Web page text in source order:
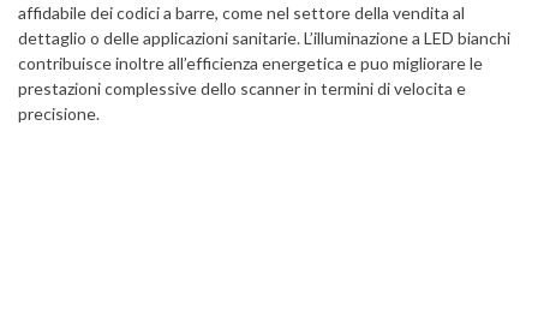
affidabile dei codici a barre, come nel settore della vendita al
dettaglio o delle applicazioni sanitarie. L’illuminazione a LED bianchi
contribuisce inoltre all’efficienza energetica e puo migliorare le
prestazioni complessive dello scanner in termini di velocita e
precisione.